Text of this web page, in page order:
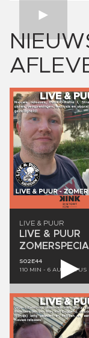
LIVE & PUUR
LIVE & PUUR
S02E44
110 MIN - 6 AUGUSTUS